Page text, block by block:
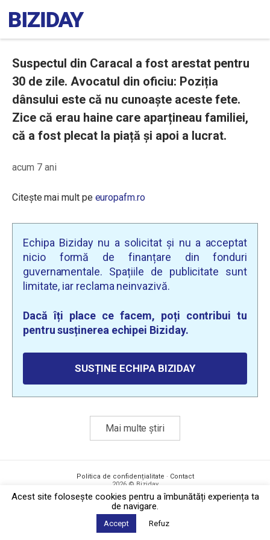
Suspectul din Caracal a fost arestat pentru
30 de zile. Avocatul din oficiu: Poziția
dânsului este că nu cunoaște aceste fete.
Zice că erau haine care aparțineau familiei,
că a fost plecat la piață și apoi a lucrat.
acum 7 ani
Citește mai mult pe europafm.ro
Echipa Biziday nu a solicitat și nu a acceptat
nicio formă de finanțare din fonduri
guvernamentale. Spațiile de publicitate sunt
limitate, iar reclama neinvazivă.
Dacă îți place ce facem, poți contribui tu
pentru susținerea echipei Biziday.
SUSȚINE ECHIPA BIZIDAY
Mai multe știri
Politica de confidențialitate · Contact
2026 © Biziday
Acest site foloseşte cookies pentru a îmbunătăți experiența ta
de navigare.
Accept Refuz